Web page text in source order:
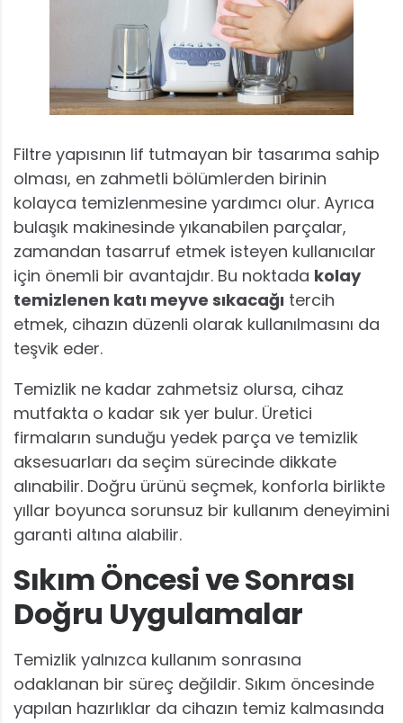
Filtre yapısının lif tutmayan bir tasarıma sahip
olması, en zahmetli bölümlerden birinin
kolayca temizlenmesine yardımcı olur. Ayrıca
bulaşık makinesinde yıkanabilen parçalar,
zamandan tasarruf etmek isteyen kullanıcılar
için önemli bir avantajdır. Bu noktada kolay
temizlenen katı meyve sıkacağı tercih
etmek, cihazın düzenli olarak kullanılmasını da
teşvik eder.
Temizlik ne kadar zahmetsiz olursa, cihaz
mutfakta o kadar sık yer bulur. Üretici
firmaların sunduğu yedek parça ve temizlik
aksesuarları da seçim sürecinde dikkate
alınabilir. Doğru ürünü seçmek, konforla birlikte
yıllar boyunca sorunsuz bir kullanım deneyimini
garanti altına alabilir.
Sıkım Öncesi ve Sonrası
Doğru Uygulamalar
Temizlik yalnızca kullanım sonrasına
odaklanan bir süreç değildir. Sıkım öncesinde
yapılan hazırlıklar da cihazın temiz kalmasında